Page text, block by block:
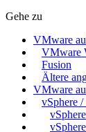
Gehe zu
VMware
VMware
Fusion
Ältere
VMware
vSphere